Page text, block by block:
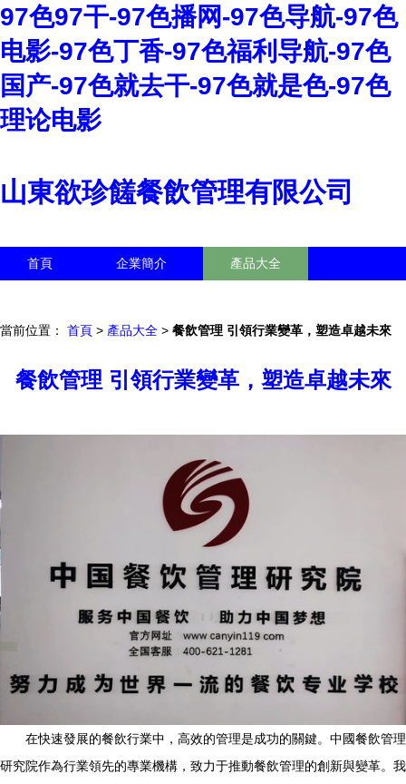
97色97干-97色播网-97色导航-97色
电影-97色丁香-97色福利导航-97色
国产-97色就去干-97色就是色-97色
理论电影
山東欲珍饈餐飲管理有限公司
首頁 企業簡介 產品大全
當前位置： 首頁 > 產品大全 > 餐飲管理 引領行業變革，塑造卓越未來
餐飲管理 引領行業變革，塑造卓越未來
在快速發展的餐飲行業中，高效的管理是成功的關鍵。中國餐飲管理
研究院作為行業領先的專業機構，致力于推動餐飲管理的創新與變革。我